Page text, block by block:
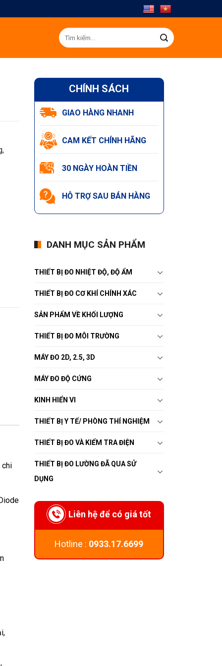
Tìm
kiếm:
CHÍNH SÁCH
GIAO HÀNG NHANH
CAM KẾT CHÍNH HÃNG
30 NGÀY HOÀN TIỀN
HỖ TRỢ SAU BÁN HÀNG
DANH MỤC SẢN PHẨM
THIẾT BỊ ĐO NHIỆT ĐỘ, ĐỘ ẨM
THIẾT BỊ ĐO CƠ KHÍ CHÍNH XÁC
SẢN PHẨM VỀ KHỐI LƯỢNG
THIẾT BỊ ĐO MÔI TRƯỜNG
MÁY ĐO 2D, 2.5, 3D
MÁY ĐO ĐỘ CỨNG
KINH HIỂN VI
THIẾT BỊ Y TẾ/ PHÒNG THÍ NGHIỆM
THIẾT BỊ ĐO VÀ KIỂM TRA ĐIỆN
THIẾT BỊ ĐO LƯỜNG ĐÃ QUA SỬ
DỤNG
Liên hệ để có giá tốt
Hotline : 0933.17.6699
chi